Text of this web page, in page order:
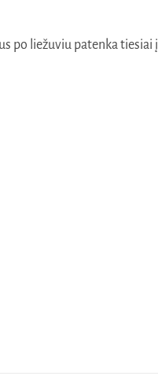
po liežuviu patenka tiesiai į